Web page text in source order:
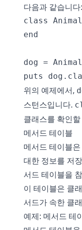
다음과 같습니다:
class Animal
end
dog =
위의 예제에서,
스턴스입니다.
클래스를 확인
메서드 테이블
메서드 테이블
대한 정보를 저
서드 테이블을
이 테이블은 클
서드가 속한 클
예제: 메서드 테